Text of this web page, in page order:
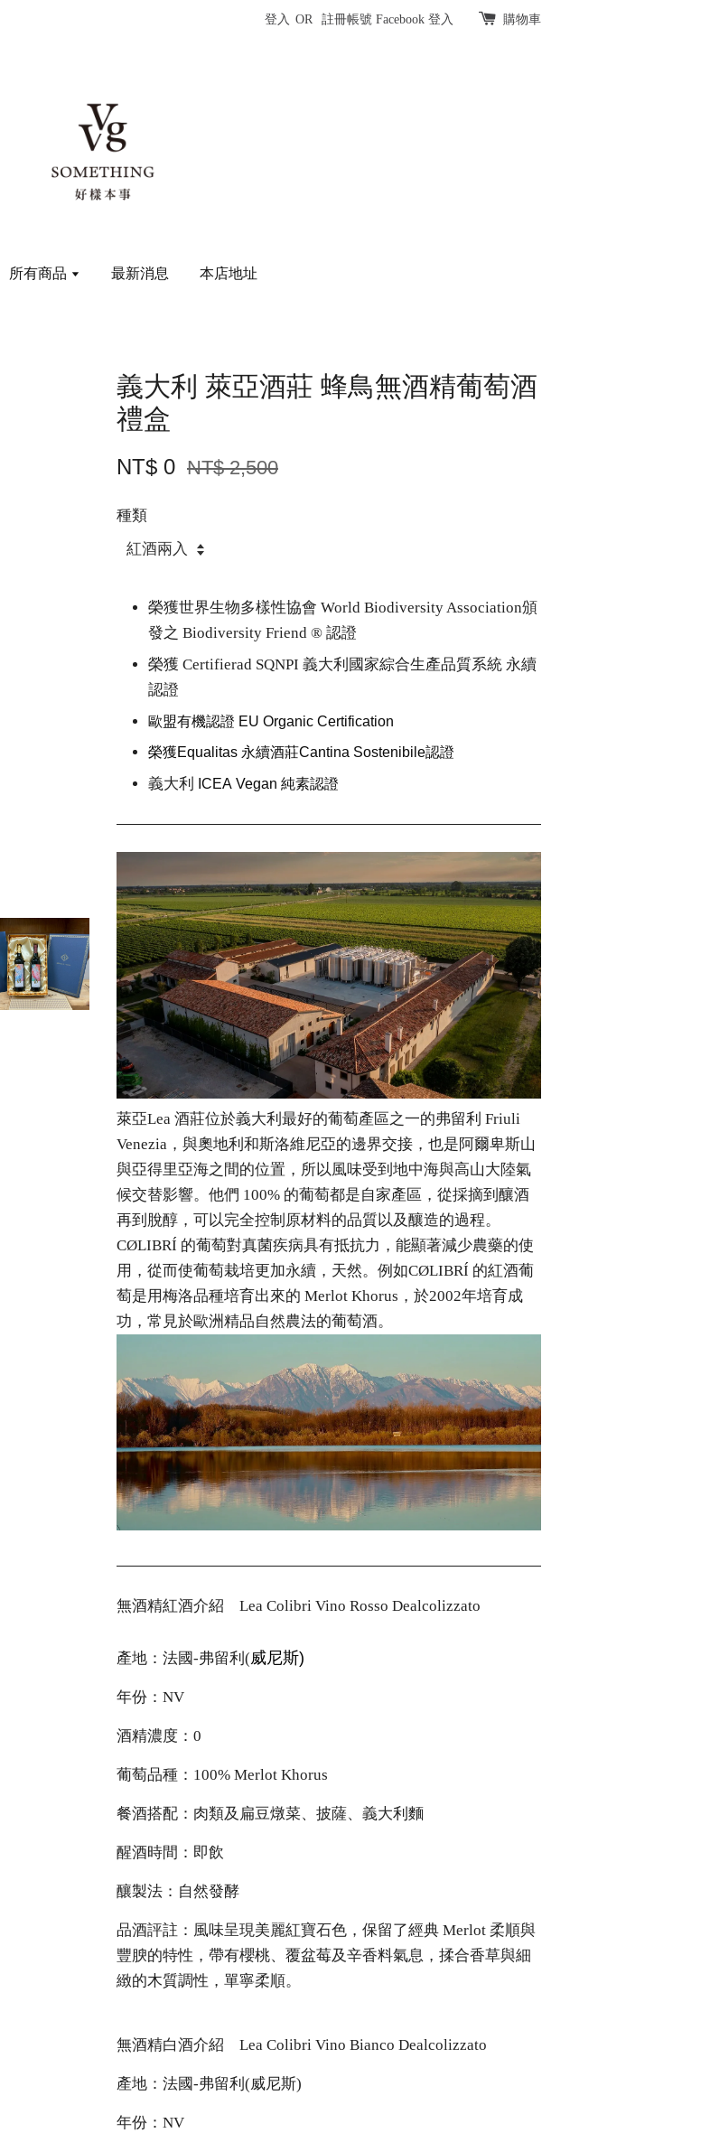
登入 OR 註冊帳號 Facebook 登入 購物車
所有商品 最新消息 本店地址
義大利 萊亞酒莊 蜂鳥無酒精葡萄酒
禮盒
NT$ 0 NT$ 2,500
種類
榮獲世界生物多樣性協會 World Biodiversity Association頒
發之 Biodiversity Friend ® 認證
榮獲 Certifierad SQNPI 義大利國家綜合生產品質系統 永續
認證
歐盟有機認證 EU Organic Certification
榮獲Equalitas 永續酒莊Cantina Sostenibile認證
義大利 ICEA Vegan 純素認證
萊亞Lea 酒莊位於義大利最好的葡萄產區之一的弗留利 Friuli
Venezia，與奧地利和斯洛維尼亞的邊界交接，也是阿爾卑斯山
與亞得里亞海之間的位置，所以風味受到地中海與高山大陸氣
候交替影響。他們 100% 的葡萄都是自家產區，從採摘到釀酒
再到脫醇，可以完全控制原材料的品質以及釀造的過程。
CØLIBRÍ 的葡萄對真菌疾病具有抵抗力，能顯著減少農藥的使
用，從而使葡萄栽培更加永續，天然。例如CØLIBRÍ 的紅酒葡
萄是用梅洛品種培育出來的 Merlot Khorus，於2002年培育成
功，常見於歐洲精品自然農法的葡萄酒。
無酒精紅酒介紹 Lea Colibri Vino Rosso Dealcolizzato
產地：法國-弗留利(威尼斯)
年份：NV
酒精濃度：0
葡萄品種：100% Merlot Khorus
餐酒搭配：肉類及扁豆燉菜、披薩、義大利麵
醒酒時間：即飲
釀製法：自然發酵
品酒評註：風味呈現美麗紅寶石色，保留了經典 Merlot 柔順與
豐腴的特性，帶有櫻桃、覆盆莓及辛香料氣息，揉合香草與細
緻的木質調性，單寧柔順。
無酒精白酒介紹 Lea Colibri Vino Bianco Dealcolizzato
產地：法國-弗留利(威尼斯)
年份：NV